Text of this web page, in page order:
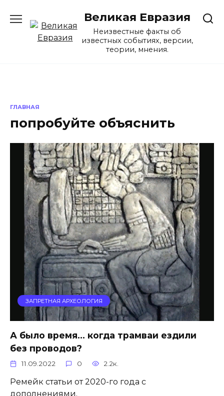
содержанию
Великая Евразия
Неизвестные факты об
известных событиях, версии,
теории, мнения.
ГЛАВНАЯ
попробуйте объяснить
ЗАПРЕТНАЯ АРХЕОЛОГИЯ
А было время… когда трамваи ездили
без проводов?
11.09.2022 0 2.2к.
Ремейк статьи от 2020-го года с
дополнениями.